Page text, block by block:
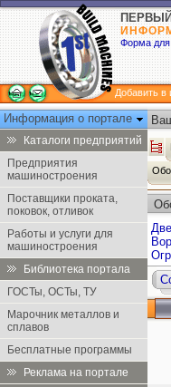
Форма для
Добавить в
Информация о портале
Каталоги предприятий
Предприятия
машиностроения
Поставщики проката,
поковок, отливок
Работы и услуги для
машиностроения
Библиотека портала
ГОСТы, ОСТы, ТУ
Марочник металлов и
сплавов
Бесплатные программы
Реклама на портале